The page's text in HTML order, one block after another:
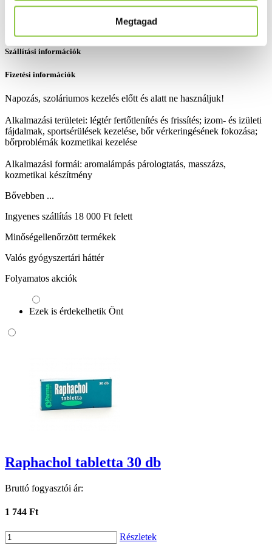
Megtagad
Szállítási információk
Fizetési információk
Napozás, szoláriumos kezelés előtt és alatt ne használjuk!
Alkalmazási területei: légtér fertőtlenítés és frissítés; izom- és izületi
fájdalmak, sportsérülések kezelése, bőr vérkeringésének fokozása;
bőrproblémák kozmetikai kezelése
Alkalmazási formái: aromalámpás párologtatás, masszázs,
kozmetikai készítmény
Bővebben ...
Ingyenes szállítás 18 000 Ft felett
Minőségellenőrzött termékek
Valós gyógyszertári háttér
Folyamatos akciók
Ezek is érdekelhetik Önt
Raphachol tabletta 30 db
Bruttó fogyasztói ár:
1 744 Ft
Részletek